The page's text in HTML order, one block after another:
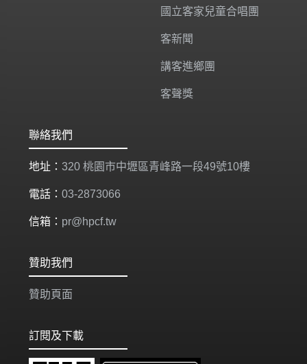
國立客家兒童合唱團
客新聞
講客進鄉團
客聲獎
聯絡我們
地址： 320 桃園市中壢區青峰路一段49號10樓
電話： 03-2873066
信箱： pr@hpcf.tw
贊助我們
贊助頁面
訂閱及下載